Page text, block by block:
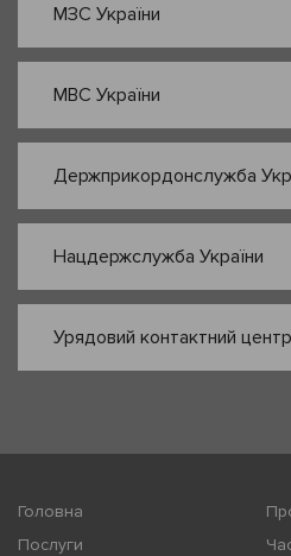
МЗС України
МВС України
Держприкордонслужба
Нацдержслужба України
Урядовий контактний центр
Головна
Послуги